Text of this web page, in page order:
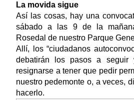
La movida sigue
Así las cosas, hay una
sábado a las 9 de la
Rosedal de nuestro Parque
Allí, los “ciudadanos
debatirán los pasos a seguir
resignarse a tener que pedir
nuestro pedemonte o, a veces,
hacerlo.